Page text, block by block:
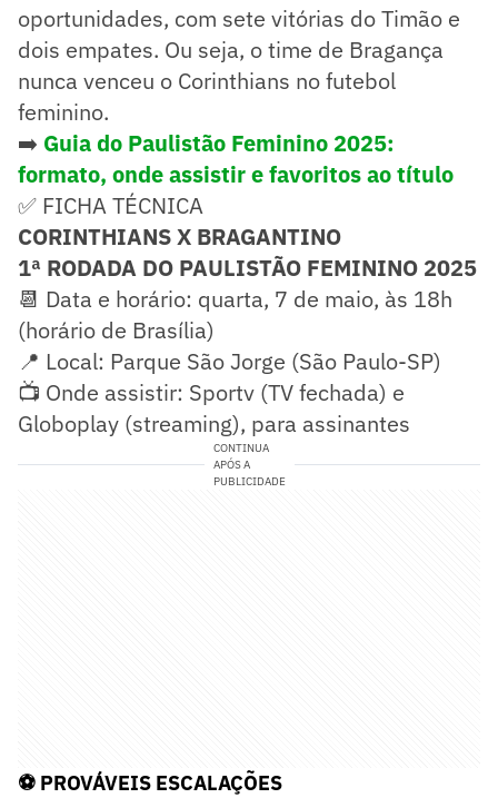
oportunidades, com sete vitórias do Timão e
dois empates. Ou seja, o time de Bragança
nunca venceu o Corinthians no futebol
feminino.
➡️ Guia do Paulistão Feminino 2025:
formato, onde assistir e favoritos ao título
✅ FICHA TÉCNICA
CORINTHIANS X BRAGANTINO
1ª RODADA DO PAULISTÃO FEMININO 2025
📆 Data e horário: quarta, 7 de maio, às 18h
(horário de Brasília)
📍 Local: Parque São Jorge (São Paulo-SP)
📺 Onde assistir: Sportv (TV fechada) e
Globoplay (streaming), para assinantes
CONTINUA
APÓS A
PUBLICIDADE
⚽ PROVÁVEIS ESCALAÇÕES